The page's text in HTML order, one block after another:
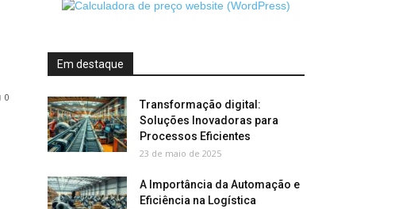
0
Em destaque
Transformação digital:
Soluções Inovadoras para
Processos Eficientes
23 de maio de 2025
A Importância da Automação e
Eficiência na Logística